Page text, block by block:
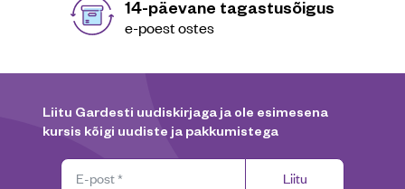
14-päevane tagastusõigus
e-poest ostes
Liitu Gardesti uudiskirjaga ja ole esimesena
kursis kõigi uudiste ja pakkumistega
Liitu